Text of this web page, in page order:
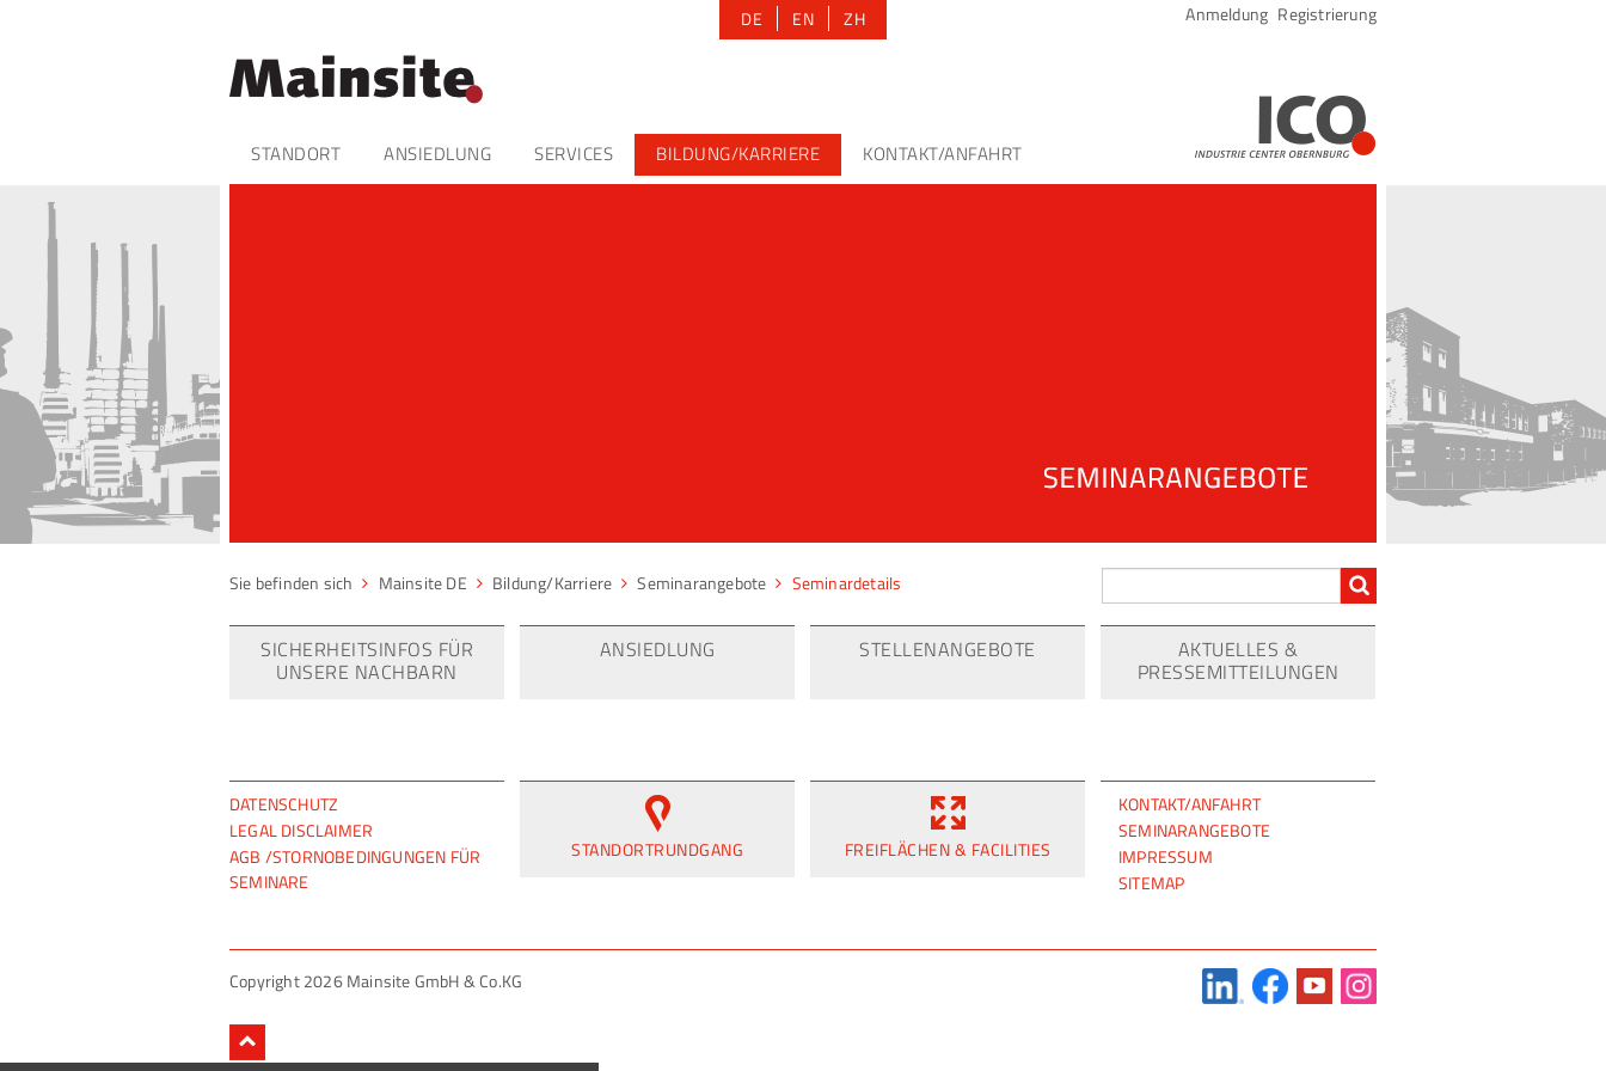
DE EN ZH Navigation
überspringen
Anmeldung Registrierung
überspringen
STANDORT ANSIEDLUNG SERVICES BILDUNG/KARRIERE KONTAKT/ANFAHRT
Mainsite DE Bildung/Karriere Seminarangebote Seminardetails
SICHERHEITSINFOS FÜR
UNSERE NACHBARN
ANSIEDLUNG STELLENANGEBOTE AKTUELLES &
PRESSEMITTEILUNGEN
NAVIGATION
ÜBERSPRINGEN
DATENSCHUTZ
LEGAL DISCLAIMER
AGB /STORNOBEDINGUNGEN FÜR
SEMINARE
STANDORTRUNDGANG FREIFLÄCHEN & FACILITIES
NAVIGATION
ÜBERSPRINGEN
KONTAKT/ANFAHRT
SEMINARANGEBOTE
IMPRESSUM
SITEMAP
Copyright 2026 Mainsite GmbH & Co.KG